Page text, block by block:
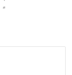
*